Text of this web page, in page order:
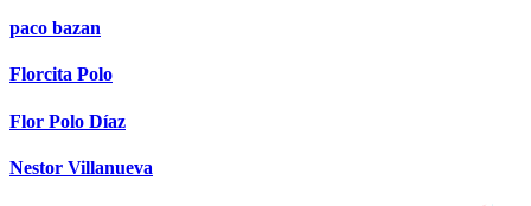
paco bazan
Florcita Polo
Flor Polo Díaz
Nestor Villanueva